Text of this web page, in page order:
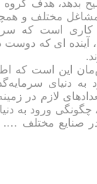
بدهد، هدف
مختلف و
کاری است که
ای که دوست
این است که
به دنیای
لازم در
چگونگی ورود به
صنایع مختلف ….